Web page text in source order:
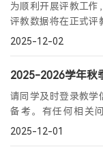
为顺利开展评教工作
评教数据将在正式评
工作。
2025-12-02
2025-2026学年秋
请同学及时登录教学
备考。有任何相关
34206465-103。
2025-12-01